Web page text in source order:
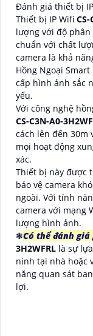
Đánh giá thiết bị
Thiết bị IP Wifi
lượng với độ
chuẩn với chất
camera là khả
Hồng Ngoại
cấp hình ảnh sắc
yếu.
Với công nghệ
CS-C3N-A0-
cách lên đến 30m
mọi hoạt động
xác.
Thiết bị này được
bảo vệ camera
ngoài. Với tính
camera với mạng
lượng hình ảnh.
❃Có thể đánh giá
3H2WFRL là sự
ninh tại nhà hoặc
năng quan sát
lợi.